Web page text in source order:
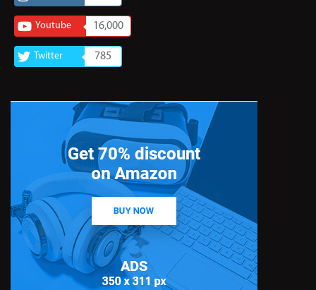
Youtube 16,000
Twitter 785